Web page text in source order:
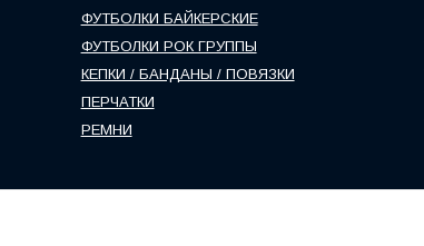
ФУТБОЛКИ БАЙКЕРСКИЕ
ФУТБОЛКИ РОК ГРУППЫ
КЕПКИ / БАНДАНЫ / ПОВЯЗКИ
ПЕРЧАТКИ
РЕМНИ